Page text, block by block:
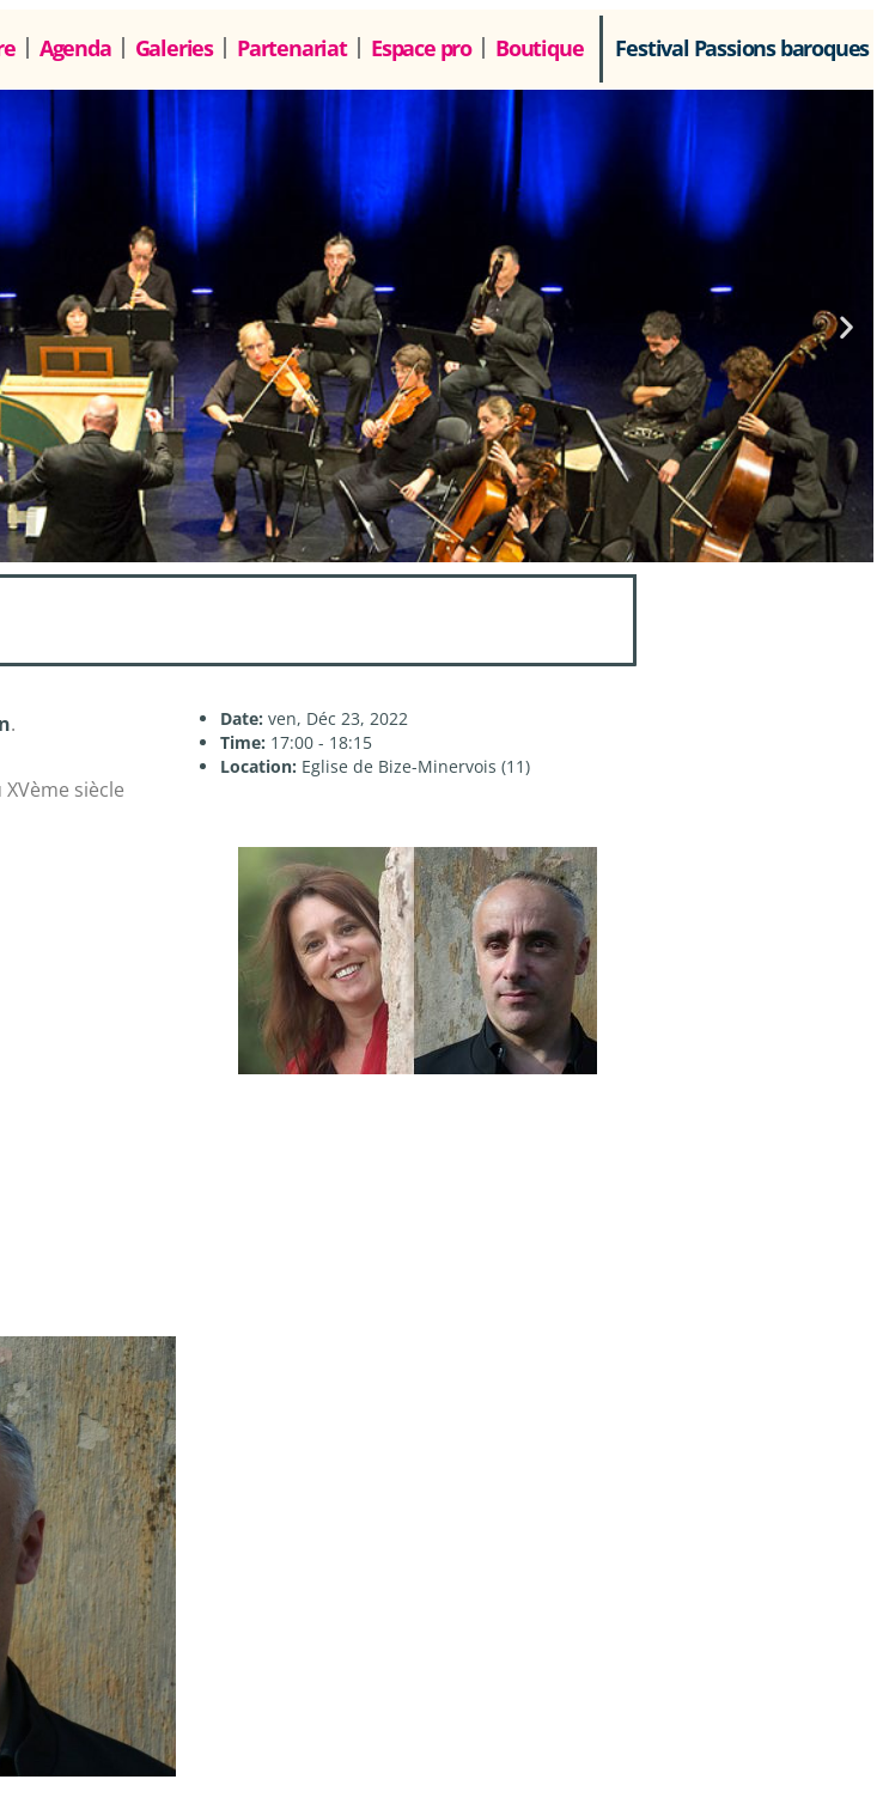
Agenda Galeries Partenariat Espace pro Boutique Festival Passions baroques
.
siècle
Date: ven, Déc 23, 2022
Time: 17:00 - 18:15
Location: Eglise de Bize-Minervois (11)